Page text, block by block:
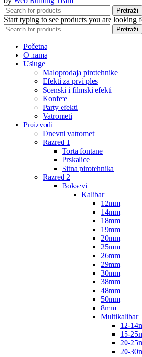
Pretraži
Start typing to see products you are looking
Pretraži
Početna
O nama
Usluge
Maloprodaja pirotehnike
Efekti za prvi ples
Scenski i filmski efekti
Konfete
Party efekti
Vatrometi
Proizvodi
Dnevni vatrometi
Razred 1
Torta fontane
Prskalice
Sitna pirotehnika
Razred 2
Boksevi
Kalibar
12mm
14mm
18mm
19mm
20mm
25mm
26mm
29mm
30mm
38mm
48mm
50mm
8mm
Multikalibar
12-
15-
20-
20-